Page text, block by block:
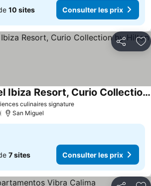
10 sites Consulter les prix
Partager
culinaires signature
Cala San Miguel Ibiza Resort, Curio Collection by Hilton
San Miguel
7 sites Consulter les prix